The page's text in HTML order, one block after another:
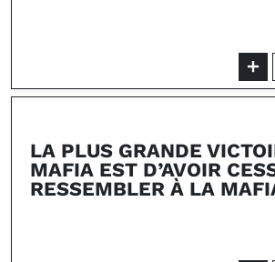
LA PLUS GRANDE
MAFIA EST D’AVOIR
RESSEMBLER À LA